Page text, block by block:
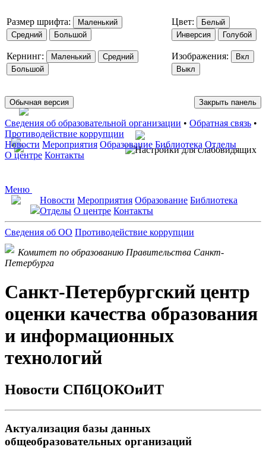
Размер шрифта:
Маленький
Средний
Большой
Кернинг: Маленький
Средний
Большой
Цвет:
Белый
Инверсия
Голубой
Изображения:
Вкл
Выкл
Обычная версия Закрыть панель
Сведения об образовательной организации • Обратная связь •
Противодействие коррупции
Новости Мероприятия Образование Библиотека Отделы
О центре Контакты
Меню
Новости Мероприятия Образование Библиотека
Отделы О центре Контакты
Сведения об ОО Противодействие коррупции
Комитет по образованию Правительства Санкт-
Петербурга
Санкт-Петербургский центр
оценки качества образования
и информационных
технологий
Новости СПбЦОКОиИТ
Актуализация базы данных
общеобразовательных организаций